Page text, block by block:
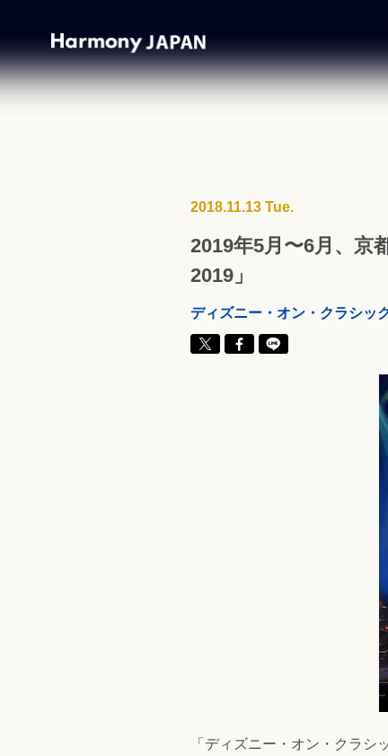
2018.11.13 Tue.
2019年5月〜6月、京
2019」
ディズニー・オン・クラシッ
「ディズニー・オン・クラシ